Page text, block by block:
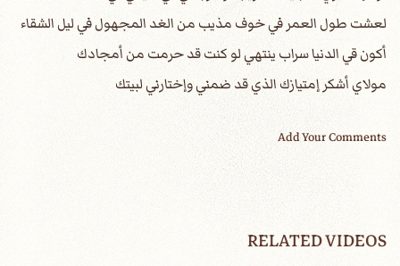
لعشت طول العمر في خوف مذيب من الغد المجهول في ليل الشقاء
أكون قي الدنيا سراب ينتهي لو كنت قد حرمت من أمجادك
مولاي أشكر إمتيازك الذي قد ضمني وإختارني لبيتك
Add Your Comments
RELATED VIDEOS